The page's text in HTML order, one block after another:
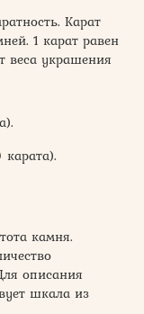
Карат
1 карат равен
веса украшения
камня.
описания
шкала из